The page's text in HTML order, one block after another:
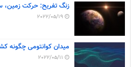
زنگ تفریح: حرکت زمین،
2022/05/19
میدان کوانتومی چگونه
2022/05/11